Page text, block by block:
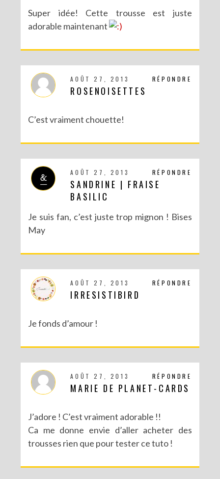
Super idée! Cette trousse est juste
adorable maintenant
RÉPONDRE
AOÛT 27, 2013
ROSENOISETTES
C’est vraiment chouette!
RÉPONDRE
AOÛT 27, 2013
SANDRINE | FRAISE
BASILIC
Je suis fan, c’est juste trop mignon ! Bises
May
RÉPONDRE
AOÛT 27, 2013
IRRESISTIBIRD
Je fonds d’amour !
RÉPONDRE
AOÛT 27, 2013
MARIE DE PLANET-CARDS
J’adore ! C’est vraiment adorable !!
Ca me donne envie d’aller acheter des
trousses rien que pour tester ce tuto !